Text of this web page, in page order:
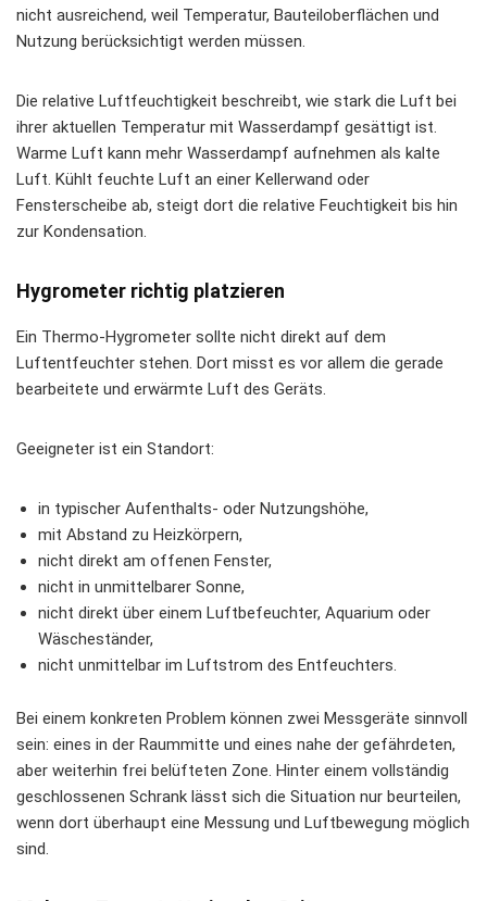
nicht ausreichend, weil Temperatur, Bauteiloberflächen und
Nutzung berücksichtigt werden müssen.
Die relative Luftfeuchtigkeit beschreibt, wie stark die Luft bei
ihrer aktuellen Temperatur mit Wasserdampf gesättigt ist.
Warme Luft kann mehr Wasserdampf aufnehmen als kalte
Luft. Kühlt feuchte Luft an einer Kellerwand oder
Fensterscheibe ab, steigt dort die relative Feuchtigkeit bis hin
zur Kondensation.
Hygrometer richtig platzieren
Ein Thermo-Hygrometer sollte nicht direkt auf dem
Luftentfeuchter stehen. Dort misst es vor allem die gerade
bearbeitete und erwärmte Luft des Geräts.
Geeigneter ist ein Standort:
in typischer Aufenthalts- oder Nutzungshöhe,
mit Abstand zu Heizkörpern,
nicht direkt am offenen Fenster,
nicht in unmittelbarer Sonne,
nicht direkt über einem Luftbefeuchter, Aquarium oder
Wäscheständer,
nicht unmittelbar im Luftstrom des Entfeuchters.
Bei einem konkreten Problem können zwei Messgeräte sinnvoll
sein: eines in der Raummitte und eines nahe der gefährdeten,
aber weiterhin frei belüfteten Zone. Hinter einem vollständig
geschlossenen Schrank lässt sich die Situation nur beurteilen,
wenn dort überhaupt eine Messung und Luftbewegung möglich
sind.